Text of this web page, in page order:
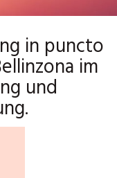
in puncto
im
und